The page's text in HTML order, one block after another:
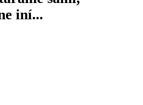
iní...